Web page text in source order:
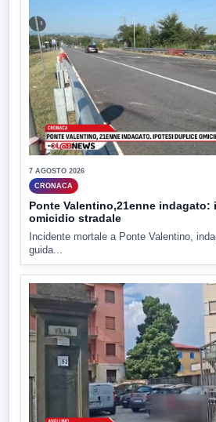
7 AGOSTO 2026
CRONACA
Ponte Valentino,21enne
omicidio stradale
Incidente mortale a Ponte Valentino,
guida...